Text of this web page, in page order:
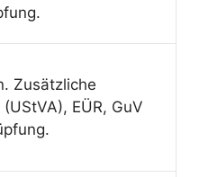
Zusätzliche
EÜR, GuV